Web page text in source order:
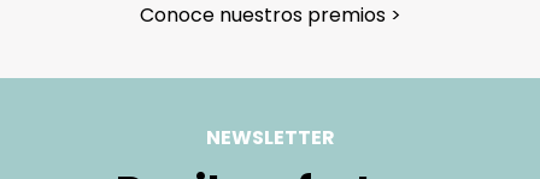
sencilla posible. Solo necesitas:
Usar la caja original en la que recibiste el
Conoce nuestros premios >
NEWSLETTER